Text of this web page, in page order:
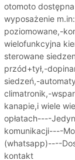
otomoto
wyposażenie
poziomowane,-
wielofunkcyjna
sterowane
przód+tył,-
siedzeń,-
climatronik,-
kanapie,i wiele
opłatach----
komunikacji----
(whatsapp)----
kontakt